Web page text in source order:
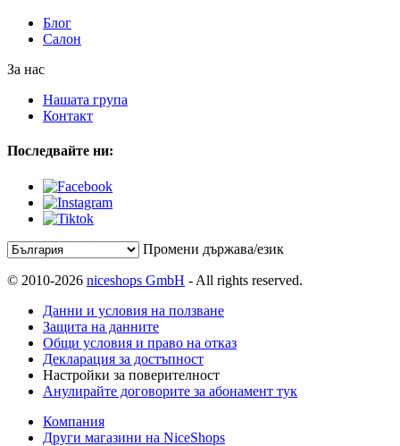
Блог
Салон
За нас
Нашата група
Контакт
Последвайте ни:
Промени държава/език
© 2010-2026 niceshops GmbH - All rights reserved.
Данни и условия на ползване
Защита на данните
Общи условия и право на отказ
Декларация за достъпност
Настройки за поверителност
Анулирайте договорите за абонамент тук
Компания
Други магазини на NiceShops